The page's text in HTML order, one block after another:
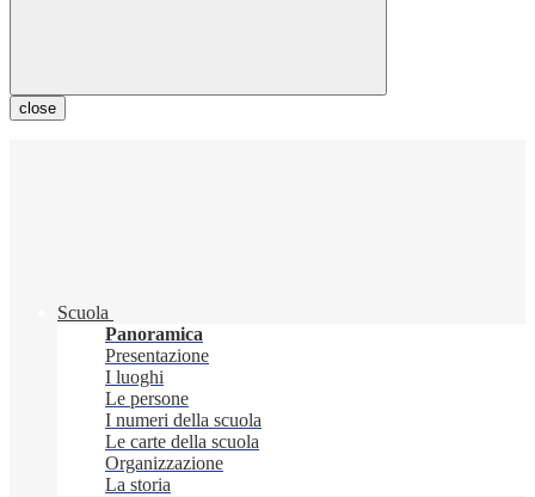
close
Scuola
Panoramica
Presentazione
I luoghi
Le persone
I numeri della scuola
Le carte della scuola
Organizzazione
La storia